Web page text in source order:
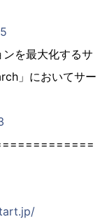
ンを最大化するサ
」においてサー